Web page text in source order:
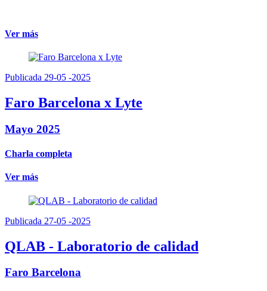
Ver más
Publicada 29-05 -2025
Faro Barcelona x Lyte
Mayo 2025
Charla completa
Ver más
Publicada 27-05 -2025
QLAB - Laboratorio de calidad
Faro Barcelona